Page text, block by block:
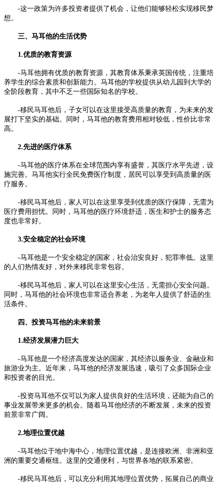
-这一政策为许多投资者提供了机会，让他们能够轻松实现移民梦
想。
三、马耳他的生活优势
1.优质的教育资源
-马耳他拥有优质的教育资源，其教育体系秉承英国传统，注重培
养学生的综合素质和创新能力。马耳他的学校提供从幼儿园到大学的
全阶段教育，其中不乏一些国际知名的学校。
-移民马耳他后，子女可以在这里接受高质量的教育，为未来的发
展打下坚实的基础。同时，马耳他的教育费用相对较低，性价比非常
高。
2.先进的医疗体系
-马耳他的医疗体系在全球范围内享有盛誉，其医疗水平先进，设
施完善。马耳他实行全民免费医疗制度，居民可以享受到高质量的医
疗服务。
-移民马耳他后，家人可以在这里享受到优质的医疗保障，无需为
医疗费用担忧。同时，马耳他的医疗环境舒适，医生和护士的服务态
度也非常好。
3.安全稳定的社会环境
-马耳他是一个安全稳定的国家，社会治安良好，犯罪率低。这里
的人们热情友好，对外来移民非常包容。
-移民马耳他后，家人可以在这里安心生活，无需担心安全问题。
同时，马耳他的社会环境也非常适合养老，为老年人提供了舒适的生
活条件。
四、投资马耳他的未来前景
1.经济发展潜力巨大
-马耳他是一个经济高度发达的国家，其经济以服务业、金融业和
旅游业为主。近年来，马耳他的经济发展迅速，吸引了众多国际企业
和投资者的目光。
-投资马耳他不仅可以为家人提供良好的生活环境，还能为自己的
事业发展带来更多的机会。随着马耳他经济的不断发展，未来的投资
前景非常广阔。
2.地理位置优越
-马耳他位于地中海中心，地理位置优越，是连接欧洲、非洲和亚
洲的重要交通枢纽。这里的交通便利，与世界各地的联系紧密。
-移民马耳他后，可以充分利用其地理位置优势，拓展自己的商业